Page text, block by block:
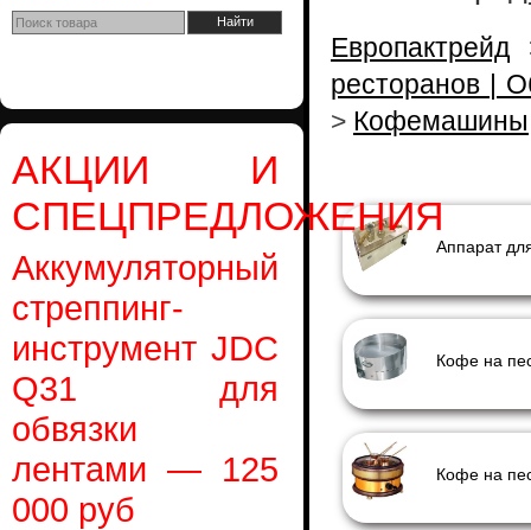
АКЦИИ И
СПЕЦПРЕДЛОЖЕНИЯ
Аккумуляторный
стреппинг-
инструмент JDC
Q31 для
обвязки
лентами — 125
000 руб
Европактрейд
ресторанов |
> Кофемашины
Кофе на